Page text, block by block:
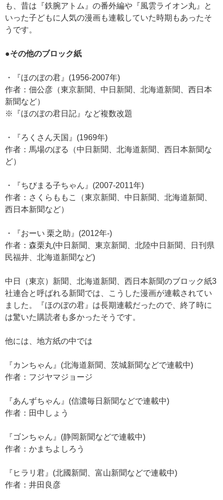
も、昔は『鉄腕アトム』の番外編や『風雲ライオン丸』と
いった子どもに人気の漫画も連載していた時期もあったそ
うです。
●その他のブロック紙
・『ほのぼの君』(1956-2007年)
作者：佃公彦（東京新聞、中日新聞、北海道新聞、西日本
新聞など）
※『ほのぼの君日記』など複数改題
・『ろくさん天国』(1969年)
作者：馬場のぼる（中日新聞、北海道新聞、西日本新聞な
ど）
・『ちびまる子ちゃん』(2007-2011年)
作者：さくらももこ（東京新聞、中日新聞、北海道新聞、
西日本新聞など）
・『おーい 栗之助』(2012年-)
作者：森栗丸(中日新聞、東京新聞、北陸中日新聞、日刊県
民福井、北海道新聞など)
中日（東京）新聞、北海道新聞、西日本新聞のブロック紙3
社連合と呼ばれる新聞では、こうした漫画が連載されてい
ました。『ほのぼの君』は長期連載だったので、終了時に
は驚いた購読者も多かったそうです。
他には、地方紙の中では
『カンちゃん』(北海道新聞、茨城新聞などで連載中)
作者：フジヤマジョージ
『あんずちゃん』(信濃毎日新聞などで連載中)
作者：田中しょう
『ゴンちゃん』(静岡新聞などで連載中)
作者：かまちよしろう
『ヒラリ君』(北國新聞、富山新聞などで連載中)
作者：井田良彦